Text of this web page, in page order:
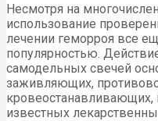
Несмотря на
использование
лечении геморроя все
популярностью.
самодельных свечей
заживляющих,
известных